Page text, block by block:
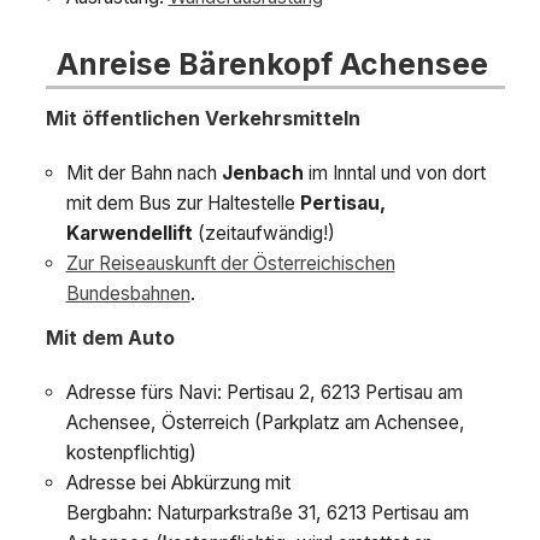
Anreise Bärenkopf Achensee
Mit öffentlichen Verkehrsmitteln
Mit der Bahn nach Jenbach im Inntal und von dort
mit dem Bus zur Haltestelle Pertisau,
Karwendellift(zeitaufwändig!)
Zur Reiseauskunft der Österreichischen
Bundesbahnen.
Mit dem Auto
Adresse fürs Navi: Pertisau 2, 6213 Pertisau am
Achensee, Österreich (Parkplatz am Achensee,
kostenpflichtig)
Adresse bei Abkürzung mit
Bergbahn: Naturparkstraße 31, 6213 Pertisau am